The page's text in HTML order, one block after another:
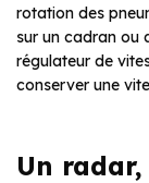
rotation des
sur un cadran ou
régulateur de
conserver une
Un radar,